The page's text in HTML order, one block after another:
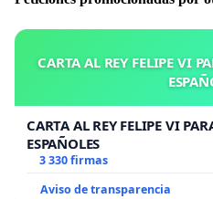
CARTA AL REY FELIPE VI
CARTA AL REY FELIPE VI
ESPAÑOLES
3 330 firmas
Aviso de transparencia